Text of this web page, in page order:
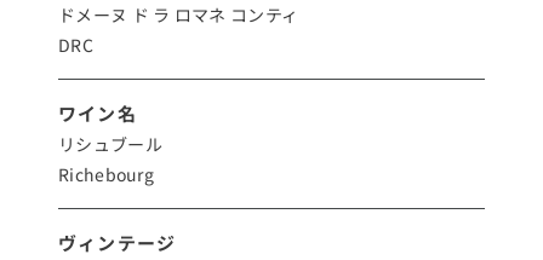
ドメーヌ ド ラ ロマネ コンティ
DRC
ワイン名
リシュブール
Richebourg
ヴィンテージ